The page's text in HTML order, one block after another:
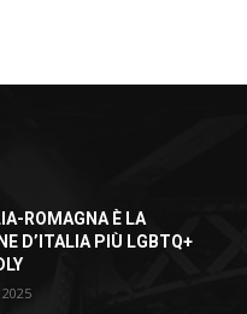
ROMAGNA È LA
D’ITALIA PIÙ LGBTQ+